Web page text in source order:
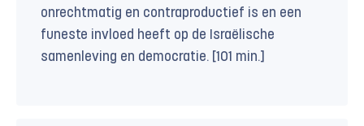
onrechtmatig en contraproductief is en een
funeste invloed heeft op de Israëlische
samenleving en democratie. [101 min.]